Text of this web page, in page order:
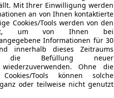
Mit Ihrer Einwilligung werden
an von Ihnen kontaktierte
Cookies/Tools werden von den
um von Ihnen bei
Informationen für 30
innerhalb dieses Zeitraums
die Befüllung neuer
wiederzuverwenden. Ohne die
Tools können solche
oder teilweise nicht genutzt